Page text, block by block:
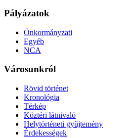
Pályázatok
Önkormányzati
Egyéb
NCA
Városunkról
Rövid történet
Kronológia
Térkép
Köztéri látnivaló
Helytörténeti gyűjtemény
Érdekességek